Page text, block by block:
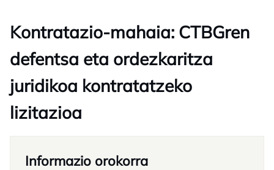
Kontratazio-mahaia: CTBGren
defentsa eta ordezkaritza
juridikoa kontratatzeko
lizitazioa
Informazio orokorra